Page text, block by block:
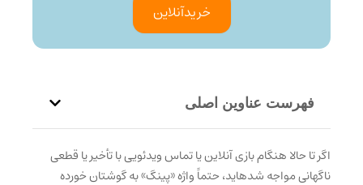
خرید‌آنلاین
فهرست عناوین اصلی
اگر تا حالا هنگام بازی آنلاین یا تماس ویدئویی با تأخیر یا قطعی
ناگهانی مواجه شدهاید، حتماً واژه «پینگ» به گوشتان خورده